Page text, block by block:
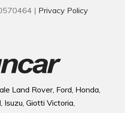
| Privacy Policy
Land Rover, Ford, Honda,
Giotti Victoria,